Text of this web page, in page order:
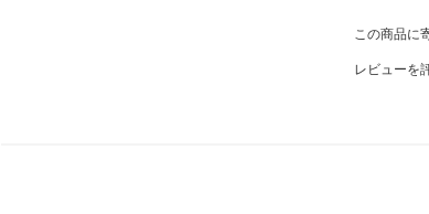
この商品に
レビューを